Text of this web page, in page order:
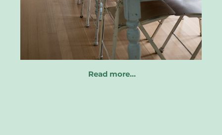
Read more…